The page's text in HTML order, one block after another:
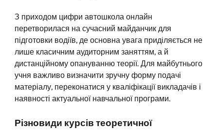
З приходом цифри автошкола онлайн
перетворилася на сучасний майданчик для
підготовки водіїв, де основна увага приділяється не
лише класичним аудиторним заняттям, а й
дистанційному опануванню теорії. Для майбутнього
учня важливо визначити зручну форму подачі
матеріалу, переконатися у кваліфікації викладачів і
наявності актуальної навчальної програми.
Різновиди курсів теоретичної